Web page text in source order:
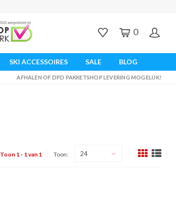
0
SKI ACCESSOIRES SALE BLOG
AFHALEN OF DPD PAKKETSHOP LEVERING MOGELIJK!
Toon 1 - 1 van 1 Toon: 24